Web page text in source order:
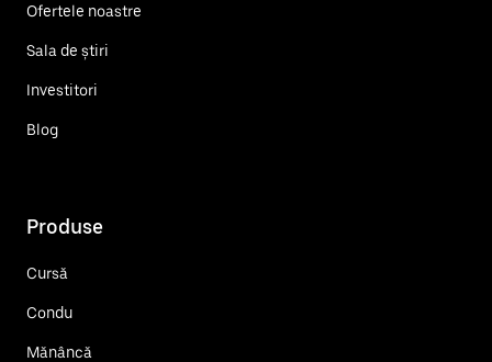
Ofertele noastre
Sala de știri
Investitori
Blog
Produse
Cursă
Condu
Mănâncă